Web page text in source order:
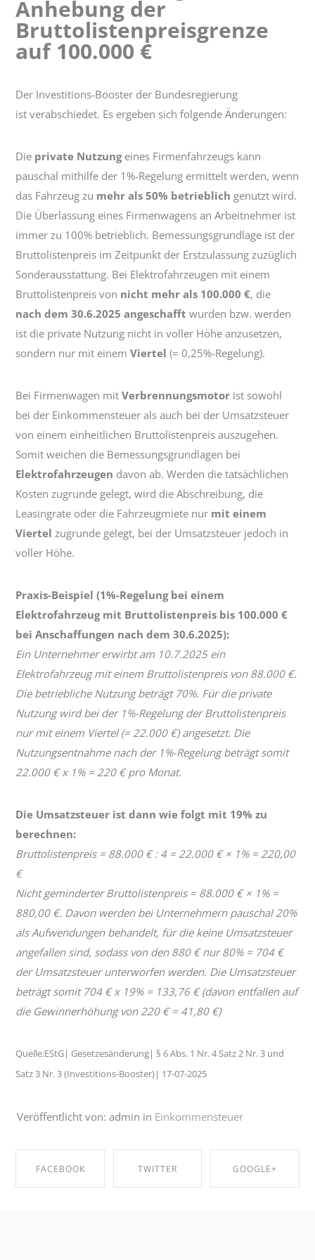
Bruttolistenpreisgrenze
Anhebung der
Bruttolistenpreisgrenze
auf 100.000 €
Der Investitions-Booster der Bundesregierung
ist verabschiedet. Es ergeben sich folgende Änderungen:
Die private Nutzungeines Firmenfahrzeugs kann
pauschal mithilfe der 1%-Regelung ermittelt werden, wenn
das Fahrzeug zu mehr als 50% betrieblich genutzt wird.
Die Überlassung eines Firmenwagens an Arbeitnehmer ist
immer zu 100% betrieblich. Bemessungsgrundlage ist der
Bruttolistenpreis im Zeitpunkt der Erstzulassung zuzüglich
Sonderausstattung. Bei Elektrofahrzeugen mit einem
Bruttolistenpreis von nicht mehr als 100.000 €, die
nach dem 30.6.2025 angeschafft wurden bzw. werden
ist die private Nutzung nicht in voller Höhe anzusetzen,
sondern nur mit einemViertel (= 0,25%-Regelung).
Bei Firmenwagen mitVerbrennungsmotor ist sowohl
bei der Einkommensteuer als auch bei der Umsatzsteuer
von einem einheitlichen Bruttolistenpreis auszugehen.
Somit weichen die Bemessungsgrundlagen bei
Elektrofahrzeugen davon ab. Werden die tatsächlichen
Kosten zugrunde gelegt, wird die Abschreibung, die
Leasingrate oder die Fahrzeugmiete nur mit einem
Viertel zugrunde gelegt, bei der Umsatzsteuer jedoch in
voller Höhe.
Praxis-Beispiel (1%-Regelung bei einem
Elektrofahrzeug mit Bruttolistenpreis bis 100.000 €
bei Anschaffungen nach dem 30.6.2025):
Ein Unternehmer erwirbt am 10.7.2025 ein
Elektrofahrzeug mit einem Bruttolistenpreis von 88.000 €.
Die betriebliche Nutzung beträgt 70%. Für die private
Nutzung wird bei der 1%-Regelung der Bruttolistenpreis
nur mit einem Viertel (= 22.000 €) angesetzt. Die
Nutzungsentnahme nach der 1%-Regelung beträgt somit
22.000 € x 1% = 220 € pro Monat.
Die Umsatzsteuer ist dann wie folgt mit 19% zu
berechnen:
Bruttolistenpreis = 88.000 € : 4 = 22.000 € × 1% = 220,00
€
Nicht geminderter Bruttolistenpreis = 88.000 € × 1% =
880,00 €. Davon werden bei Unternehmern pauschal 20%
als Aufwendungen behandelt, für die keine Umsatzsteuer
angefallen sind, sodass von den 880 € nur 80% = 704 €
der Umsatzsteuer unterworfen werden. Die Umsatzsteuer
beträgt somit 704 € x 19% = 133,76 € (davon entfallen auf
die Gewinnerhöhung von 220 € = 41,80 €)
Quelle:EStG| Gesetzesänderung| § 6 Abs. 1 Nr. 4 Satz 2 Nr. 3 und
Satz 3 Nr. 3 (Investitions-Booster)| 17-07-2025
Veröffentlicht von: admin in Einkommensteuer
FACEBOOK TWITTER GOOGLE+